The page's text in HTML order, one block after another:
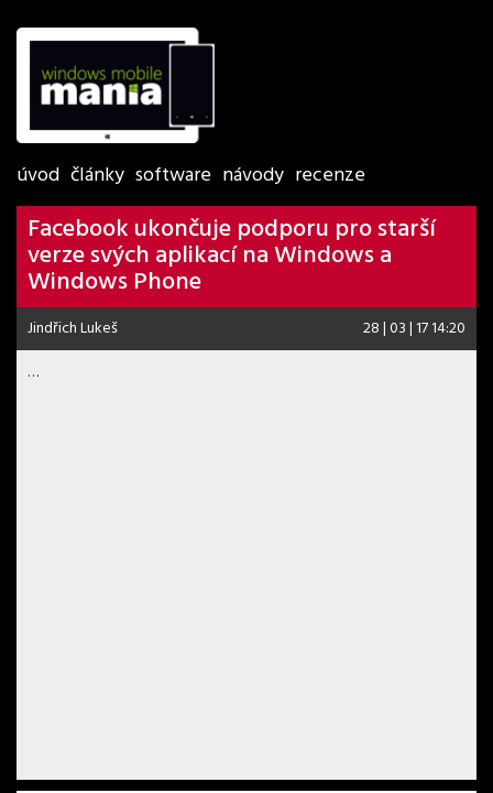
úvod články software návody recenze
Facebook ukončuje podporu pro starší
verze svých aplikací na Windows a
Windows Phone
Jindřich Lukeš 28 | 03 | 17 14:20
…